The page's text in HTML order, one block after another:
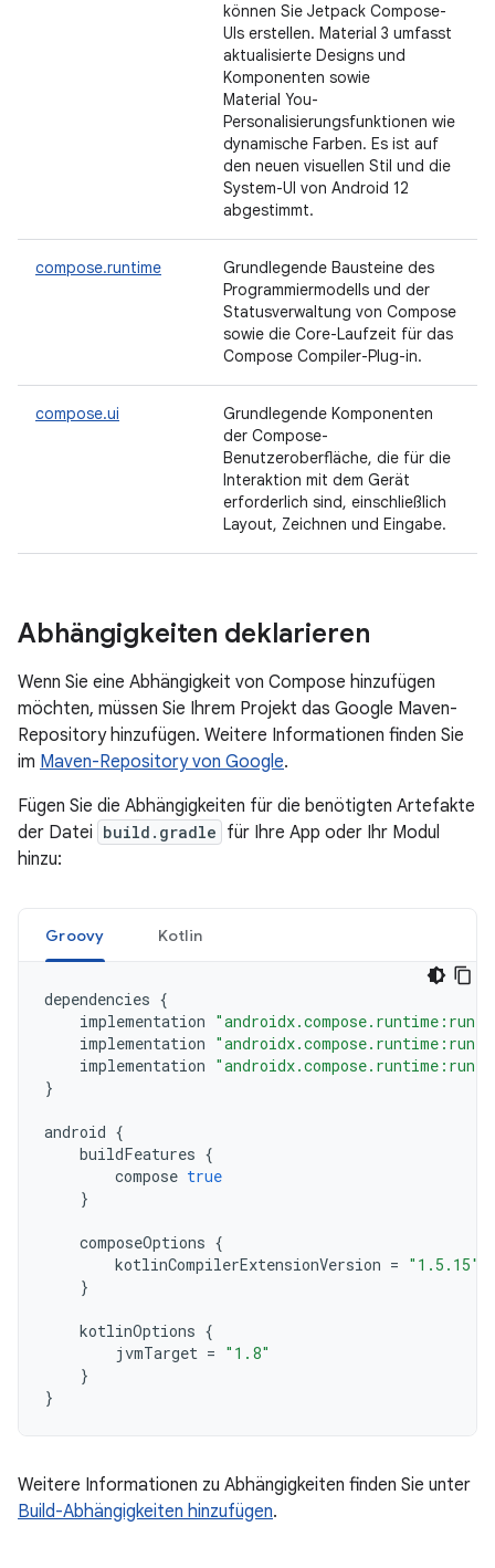
können Sie Jetpack Compose-
UIs erstellen. Material 3 umfasst
aktualisierte Designs und
Komponenten sowie
Material You-
Personalisierungsfunktionen wie
dynamische Farben. Es ist auf
den neuen visuellen Stil und die
System-UI von Android 12
abgestimmt.
compose.runtime
Grundlegende Bausteine des
Programmiermodells und der
Statusverwaltung von Compose
sowie die Core-Laufzeit für das
Compose Compiler-Plug-in.
compose.ui
Grundlegende Komponenten
der Compose-
Benutzeroberfläche, die für die
Interaktion mit dem Gerät
erforderlich sind, einschließlich
Layout, Zeichnen und Eingabe.
Abhängigkeiten deklarieren
Wenn Sie eine Abhängigkeit von Compose hinzufügen
möchten, müssen Sie Ihrem Projekt das Google Maven-
Repository hinzufügen. Weitere Informationen finden Sie
im Maven-Repository von Google.
Fügen Sie die Abhängigkeiten für die benötigten Artefakte
der Datei build.gradle für Ihre App oder Ihr Modul
hinzu:
Groovy Kotlin
dependencies {
implementation
implementation
implementation
}
android {
buildFeatures {
compose true
}
composeOptions {
kotlinCompilerExtensionVersion = "1.5.15"
}
kotlinOptions {
jvmTarget = "1.8"
}
}
Weitere Informationen zu Abhängigkeiten finden Sie unter
Build-Abhängigkeiten hinzufügen.